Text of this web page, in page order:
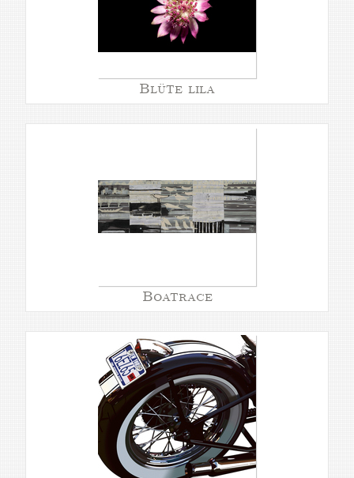
Blüte lila
Boatrace